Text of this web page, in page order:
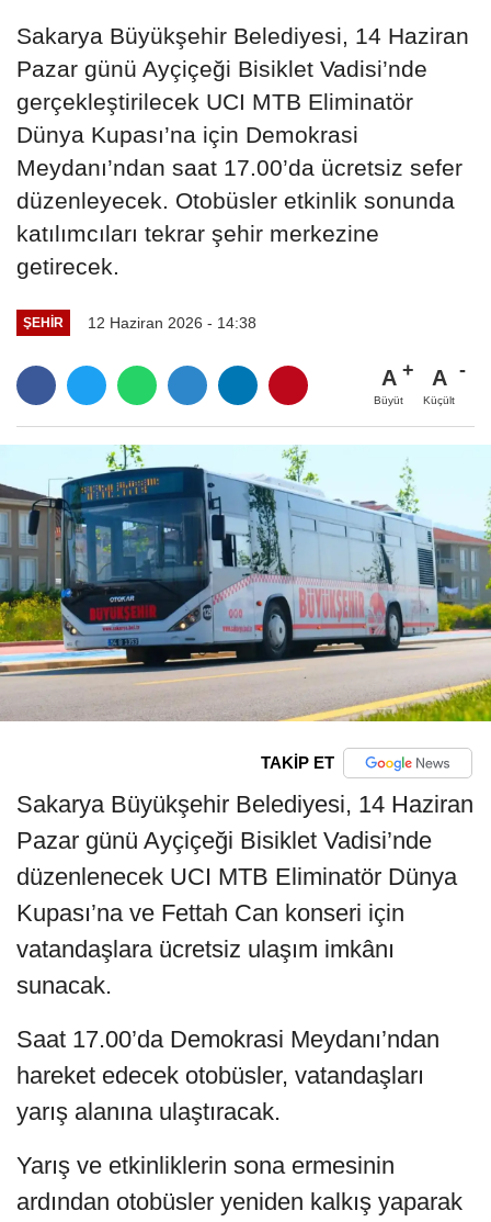
Sakarya Büyükşehir Belediyesi, 14 Haziran
Pazar günü Ayçiçeği Bisiklet Vadisi’nde
gerçekleştirilecek UCI MTB Eliminatör
Dünya Kupası’na için Demokrasi
Meydanı’ndan saat 17.00’da ücretsiz sefer
düzenleyecek. Otobüsler etkinlik sonunda
katılımcıları tekrar şehir merkezine
getirecek.
ŞEHIR 12 Haziran 2026 - 14:38
A
Büyüt
A
Küçült
TAKİP ET
Sakarya Büyükşehir Belediyesi, 14 Haziran
Pazar günü Ayçiçeği Bisiklet Vadisi’nde
düzenlenecek UCI MTB Eliminatör Dünya
Kupası’na ve Fettah Can konseri için
vatandaşlara ücretsiz ulaşım imkânı
sunacak.
Saat 17.00’da Demokrasi Meydanı’ndan
hareket edecek otobüsler, vatandaşları
yarış alanına ulaştıracak.
Yarış ve etkinliklerin sona ermesinin
ardından otobüsler yeniden kalkış yaparak